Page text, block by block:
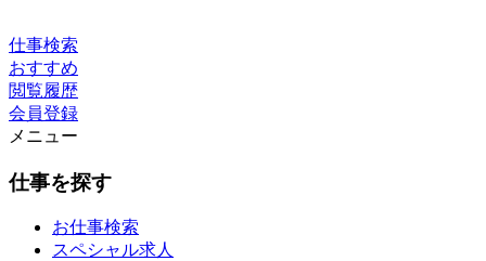
仕事検索
おすすめ
閲覧履歴
会員登録
メニュー
仕事を探す
お仕事検索
スペシャル求人